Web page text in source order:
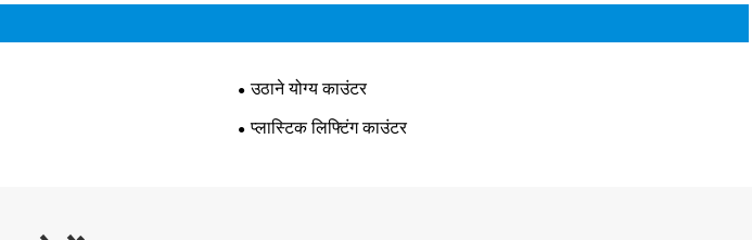
उठाने योग्य काउंटर
प्लास्टिक लिफ्टिंग काउंटर